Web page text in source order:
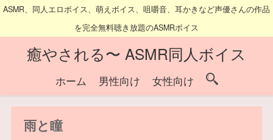
ASMR、同人エロボイス、萌えボイス、咀嚼音、耳かきなど声優さんの作品
を完全無料聴き放題のASMRボイス
癒やされる〜 ASMR同人ボイス
ホーム 男性向け 女性向け
雨と瞳